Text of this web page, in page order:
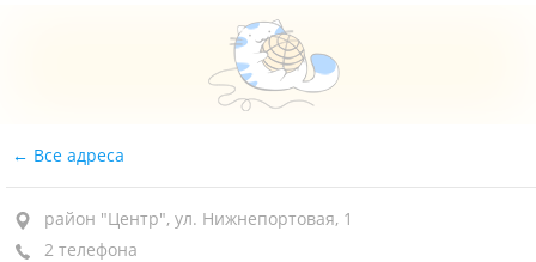
Все адреса
район "Центр", ул. Нижнепортовая, 1
2 телефона